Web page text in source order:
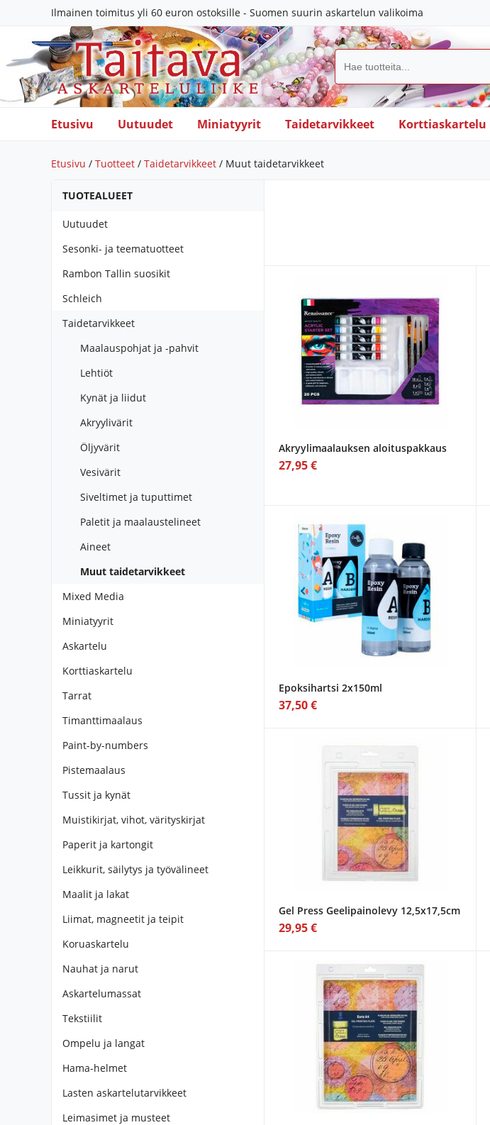
Ilmainen toimitus yli 60 euron ostoksille - Suomen suurin askartelun valikoima
Etusivu Uutuudet Miniatyyrit Taidetarvikkeet Korttiaskartelu
Etusivu / Tuotteet / Taidetarvikkeet / Muut taidetarvikkeet
TUOTEALUEET
Uutuudet
Sesonki- ja teematuotteet
Rambon Tallin suosikit
Schleich
Taidetarvikkeet
Maalauspohjat ja -pahvit
Lehtiöt
Kynät ja liidut
Akryylivärit
Öljyvärit
Vesivärit
Siveltimet ja tuputtimet
Paletit ja maalaustelineet
Aineet
Muut taidetarvikkeet
Mixed Media
Miniatyyrit
Askartelu
Korttiaskartelu
Tarrat
Timanttimaalaus
Paint-by-numbers
Pistemaalaus
Tussit ja kynät
Muistikirjat, vihot, värityskirjat
Paperit ja kartongit
Leikkurit, säilytys ja työvälineet
Maalit ja lakat
Liimat, magneetit ja teipit
Koruaskartelu
Nauhat ja narut
Askartelumassat
Tekstiilit
Ompelu ja langat
Hama-helmet
Lasten askartelutarvikkeet
Leimasimet ja musteet
Akryylimaalauksen aloituspakkaus
27,95 €
Epoksihartsi 2x150ml
37,50 €
Gel Press Geelipainolevy 12,5x17,5cm
29,95 €